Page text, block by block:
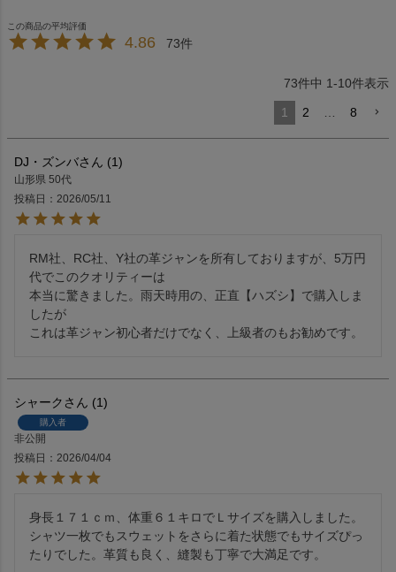
4.86 73
73件中 1-10件表示
1 2 … 8
DJ・ズンバ 1
山形県 50代
投稿日
2026/05/11
RM社、RC社、Y社の革ジャンを所有しておりますが、5万円
代でこのクオリティーは
本当に驚きました。雨天時用の、正直【ハズシ】で購入しま
したが
これは革ジャン初心者だけでなく、上級者のもお勧めです。
シャーク 1
購入者
非公開
投稿日
2026/04/04
身長１７１ｃｍ、体重６１キロでＬサイズを購入しました。
シャツ一枚でもスウェットをさらに着た状態でもサイズぴっ
たりでした。革質も良く、縫製も丁寧で大満足です。